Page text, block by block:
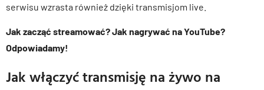
serwisu wzrasta również dzięki transmisjom live.
Jak zacząć streamować? Jak nagrywać na YouTube?
Odpowiadamy!
Jak włączyć transmisję na żywo na